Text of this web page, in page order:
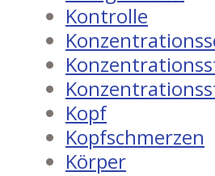
Kontrolle
Kopf
Kopfschmerzen
Körper